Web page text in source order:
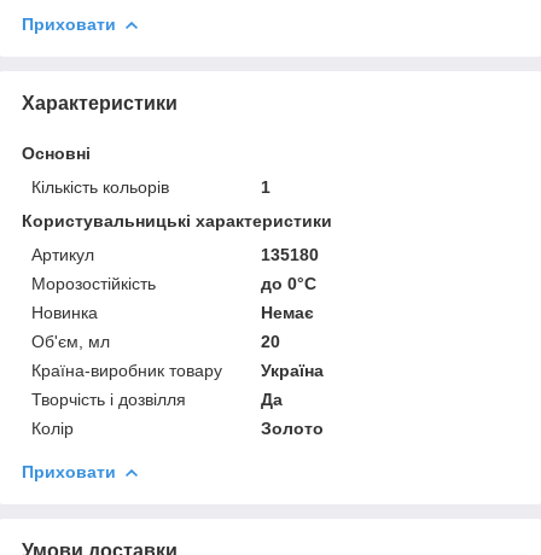
Приховати
Характеристики
Основні
Кількість кольорів
1
Користувальницькі характеристики
Артикул
135180
Морозостійкість
до 0°C
Новинка
Немає
Об'єм, мл
20
Країна-виробник товару
Україна
Творчість і дозвілля
Да
Колір
Золото
Приховати
Умови доставки